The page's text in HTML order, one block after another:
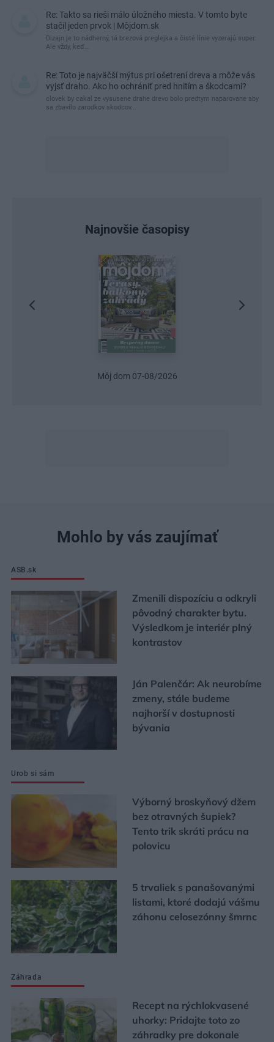
Re: Takto sa rieši málo úložného miesta. V tomto byte
stačil jeden prvok | Môjdom.sk
Dizajn je to nádherný, tá brezová preglejka a čisté línie vyzerajú super.
Ale vždy, keď…
Re: Toto je najväčší mýtus pri ošetrení dreva a môže vás
vyjsť draho. Ako ho ochrániť pred hnitím a škodcami?
clovek by cakal ze vysusene drahe drevo bolo predtym naparovane aby
sa zbavilo zarodkov skodcov...
Najnovšie časopisy
Môj dom 07-08/2026
Mohlo by vás zaujímať
ASB.sk
Zmenili dispozíciu a odkryli
pôvodný charakter bytu.
Výsledkom je interiér plný
kontrastov
Ján Palenčár: Ak neurobíme
zmeny, stále budeme
najhorší v dostupnosti
bývania
Urob si sám
Výborný broskyňový džem
bez otravných šupiek?
Tento trik skráti prácu na
polovicu
5 trvaliek s panašovanými
listami, ktoré dodajú vášmu
záhonu celosezónny šmrnc
Záhrada
Recept na rýchlokvasené
uhorky: Pridajte toto zo
záhradky pre dokonale